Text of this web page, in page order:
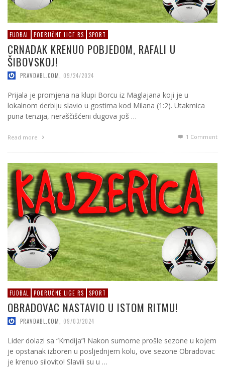
FUDBAL PODRUČNE LIGE RS SPORT
CRNADAK KRENUO POBJEDOM, RAFALI U
ŠIBOVSKOJ!
PRAVDABL.COM 09/24/2024
Prijala je promjena na klupi Borcu iz Maglajana koji je u
lokalnom derbiju slavio u gostima kod Milana (1:2). Utakmica
puna tenzija, neraščišćeni dugova još …
Read more 1 Comment
FUDBAL PODRUČNE LIGE RS SPORT
OBRADOVAC NASTAVIO U ISTOM RITMU!
PRAVDABL.COM 09/03/2024
Lider dolazi sa “Krndija”! Nakon sumorne prošle sezone u kojem
je opstanak izboren u posljednjem kolu, ove sezone Obradovac
je krenuo silovito! Slavili su u …